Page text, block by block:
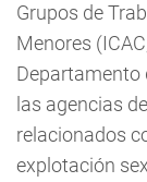
Grupos de
Menores
Departamento
las agencias
relacionados
explotación